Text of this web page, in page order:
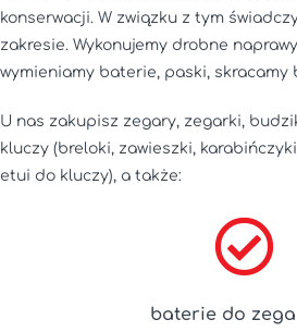
konserwacji. W związku z tym
zakresie. Wykonujemy drobne
wymieniamy baterie, paski, skracamy
U nas zakupisz zegary, zegarki,
kluczy (breloki, zawieszki,
etui do kluczy), a także:
baterie do